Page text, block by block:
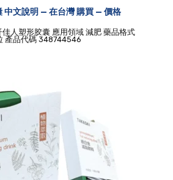
中文說明 — 在台灣 購買 — 價格
人塑形胶囊 應用領域 減肥 藥品格式
產品代碼 348744546